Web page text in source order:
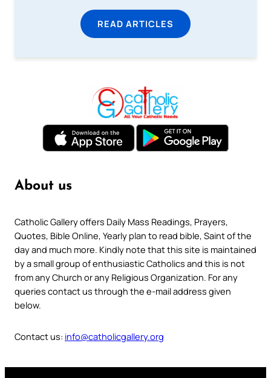
READ ARTICLES
About us
Catholic Gallery offers Daily Mass Readings, Prayers,
Quotes, Bible Online, Yearly plan to read bible, Saint of the
day and much more. Kindly note that this site is maintained
by a small group of enthusiastic Catholics and this is not
from any Church or any Religious Organization. For any
queries contact us through the e-mail address given
below.
Contact us: info@catholicgallery.org